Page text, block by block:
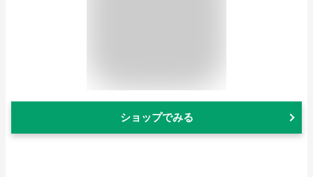
ショップでみる